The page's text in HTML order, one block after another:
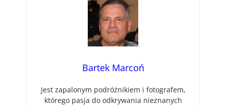
Bartek Marcoń
Jest zapalonym podróżnikiem i fotografem,
którego pasja do odkrywania nieznanych